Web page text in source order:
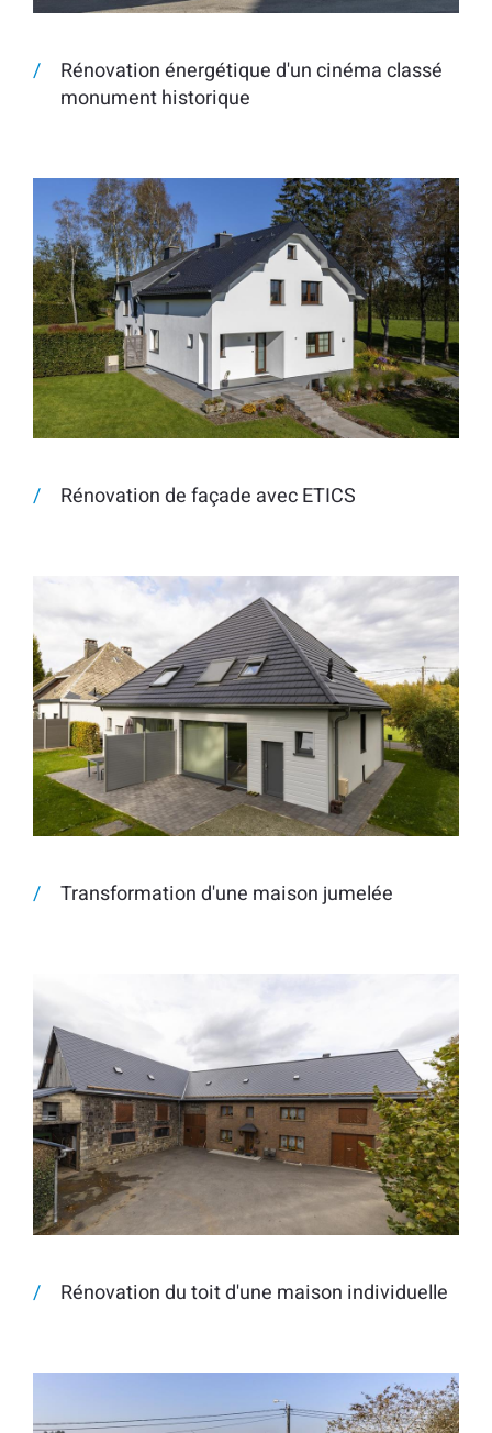
Rénovation énergétique d'un cinéma classé
monument historique
Rénovation de façade avec ETICS
Transformation d'une maison jumelée
Rénovation du toit d'une maison individuelle